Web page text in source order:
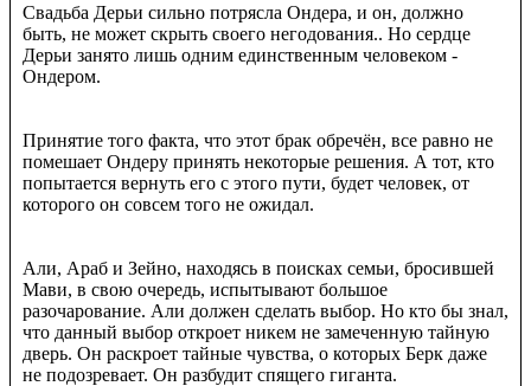
Свадьба Дерьи сильно потрясла Ондера, и он, должно
быть, не может скрыть своего негодования.. Но сердце
Дерьи занято лишь одним единственным человеком -
Ондером.
Принятие того факта, что этот брак обречён, все равно не
помешает Ондеру принять некоторые решения. А тот, кто
попытается вернуть его с этого пути, будет человек, от
которого он совсем того не ожидал.
Али, Араб и Зейно, находясь в поисках семьи, бросившей
Мави, в свою очередь, испытывают большое
разочарование. Али должен сделать выбор. Но кто бы знал,
что данный выбор откроет никем не замеченную тайную
дверь. Он раскроет тайные чувства, о которых Берк даже
не подозревает. Он разбудит спящего гиганта.